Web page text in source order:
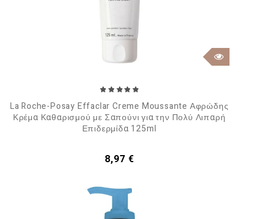
La Roche-Posay Effaclar Creme Moussante Αφρώδης
Κρέμα Καθαρισμού με Σαπούνι για την Πολύ Λιπαρή
Επιδερμίδα 125ml
Τιμή
8,97 €